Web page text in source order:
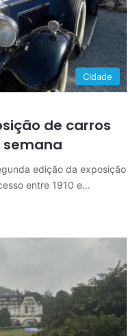
Cidade
de carros
edição da exposição
entre 1910 e…